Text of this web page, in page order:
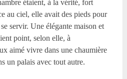
étaient, à la vérité, fort
au ciel, elle avait des pieds pour
servir. Une élégante maison et
point, selon elle, à
aimé vivre dans une chaumière
un palais avec tout autre.